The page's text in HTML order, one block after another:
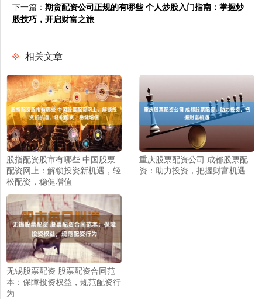
下一篇： 期货配资公司正规的有哪些 个人炒股入门指南：掌握炒
股技巧，开启财富之旅
相关文章
股指配资股市有哪些 中国股票
配资网上：解锁投资新机遇，轻
松配资，稳健增值
重庆股票配资公司 成都股票配
资：助力投资，把握财富机遇
无锡股票配资 股票配资合同范
本：保障投资权益，规范配资行
为